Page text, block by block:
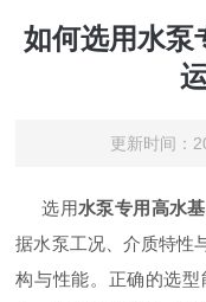
如何选用水泵
更新时间
选用水泵专用高水
据水泵工况、介质特性
构与性能。正确的选